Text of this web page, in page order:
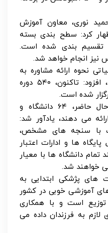
نوری، معاون آموزش
کرد: سطح بندی بسته
تقسیم بندی شده است.
نیز انجام خواهد شد.
نحوه ارائه مشاوره به
مددجویان را آموزش دیده اند، افزود: تاکنون، ۵۴۰ دوره
شده است.
دکتر نوری با بیان اینکه درحال حاضر، ۶۴ دانشگاه و
می دهند، یادآور شد:
با سنجه های مشخص،
ها و ادارات اعتبار
دانشگاه ها با معیار
خواهند شد.
های پژشکی ابتدایی به
آموزشی خوبی در کشور
است و با همکاری
به فرزندان داده می